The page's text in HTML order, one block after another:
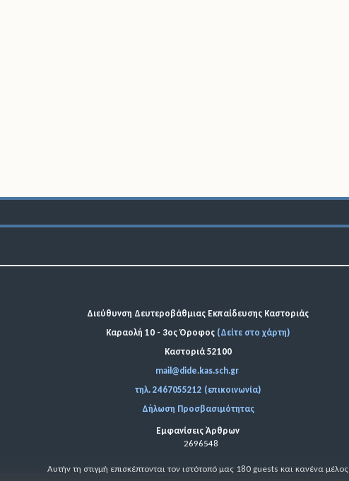
Διεύθυνση Δευτεροβάθμιας Εκπαίδευσης Καστοριάς
Καραολή 10 - 3ος Όροφος (Δείτε στο χάρτη)
Καστοριά 52100
mail@dide.kas.sch.gr
τηλ. 2467055212 (επικοινωνία)
Δήλωση Προσβασιμότητας
Εμφανίσεις Άρθρων
2696548
Αυτήν τη στιγμή επισκέπτονται τον ιστότοπό μας 180 guests και κανένα μέλος